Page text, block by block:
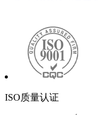
ISO质量认证